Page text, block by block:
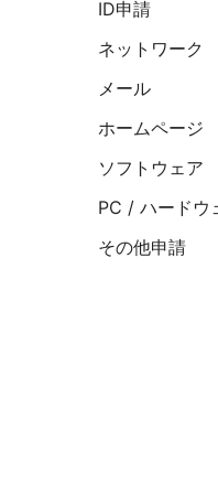
ID申請
ネットワーク
メール
ホームページ
ソフトウェア
PC / ハードウ
その他申請